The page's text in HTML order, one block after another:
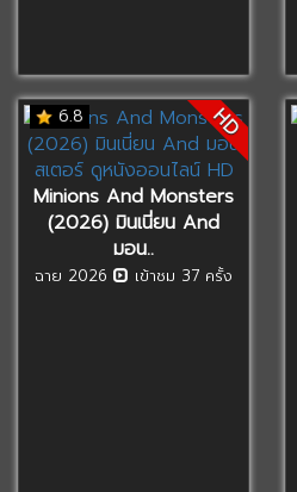
6.8 HD
Minions And Monsters
(2026) มินเนี่ยน And
มอน..
ฉาย 2026 เข้าชม 37 ครั้ง